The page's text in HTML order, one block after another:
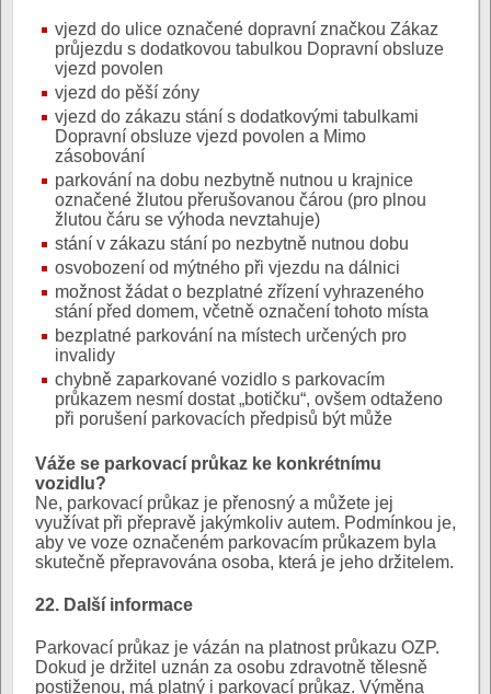
vjezd do ulice označené dopravní značkou Zákaz
průjezdu s dodatkovou tabulkou Dopravní obsluze
vjezd povolen
vjezd do pěší zóny
vjezd do zákazu stání s dodatkovými tabulkami
Dopravní obsluze vjezd povolen a Mimo
zásobování
parkování na dobu nezbytně nutnou u krajnice
označené žlutou přerušovanou čárou (pro plnou
žlutou čáru se výhoda nevztahuje)
stání v zákazu stání po nezbytně nutnou dobu
osvobození od mýtného při vjezdu na dálnici
možnost žádat o bezplatné zřízení vyhrazeného
stání před domem, včetně označení tohoto místa
bezplatné parkování na místech určených pro
invalidy
chybně zaparkované vozidlo s parkovacím
průkazem nesmí dostat „botičku“, ovšem odtaženo
při porušení parkovacích předpisů být může
Váže se parkovací průkaz ke konkrétnímu
vozidlu?
Ne, parkovací průkaz je přenosný a můžete jej
využívat při přepravě jakýmkoliv autem. Podmínkou je,
aby ve voze označeném parkovacím průkazem byla
skutečně přepravována osoba, která je jeho držitelem.
22. Další informace
Parkovací průkaz je vázán na platnost průkazu OZP.
Dokud je držitel uznán za osobu zdravotně tělesně
postiženou, má platný i parkovací průkaz. Výměna